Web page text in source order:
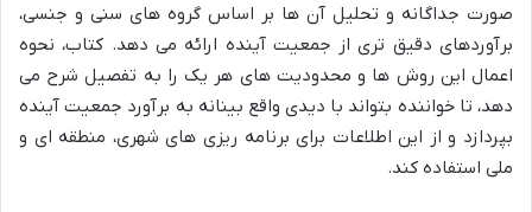
صورت جداگانه و تحلیل آن ها بر اساس گروه های سنی و جنسی،
برآوردهای دقیق تری از جمعیت آینده ارائه می دهد. کتاب، نحوه
اعمال این روش ها و محدودیت های هر یک را به تفصیل شرح می
دهد، تا خواننده بتواند با دیدی واقع بینانه به برآورد جمعیت آینده
بپردازد و از این اطلاعات برای برنامه ریزی های شهری، منطقه ای و
ملی استفاده کند.